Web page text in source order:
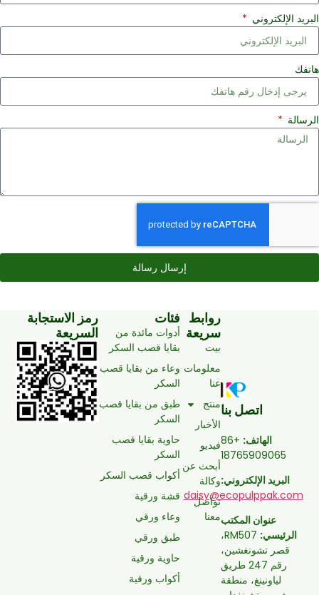
الإلكتروني
إرسال رسالة
اتصل بنا
الهاتف:
+86
18765909065
البريد الإلكتروني:
daisy@ecopulppak.com
عنوان المكتب
الرئيسي:
RM507،
قصر تشونغشين،
رقم 247 طريق
لياونينغ، منطقة
روابط
سريعة
بيت
معلومات
عنا
منتج
الأخبار
فيديو
أبحث عن
وكالة
تواصل
معنا
فئات
أدوات مائدة من
بقايا قصب السكر
وعاء من بقايا قصب
السكر
طبق من بقايا قصب
السكر
حاوية بقايا قصب
السكر
أكواب قصب السكر
قشة ورقية
وعاء ورقي
طبق ورقي
حاوية ورقية
أكواب ورقية
رمز الاستجابة
السريعة